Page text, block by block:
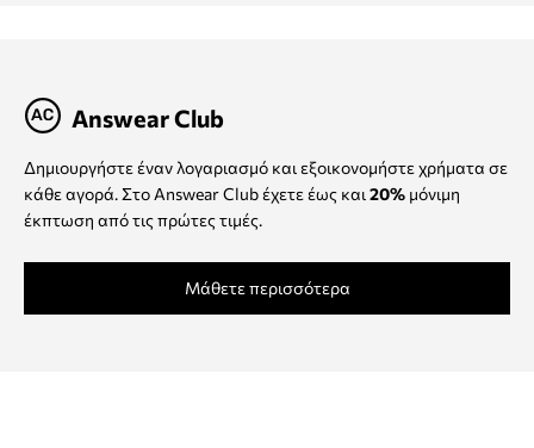
Answear Club
Δημιουργήστε έναν λογαριασμό και εξοικονομήστε χρήματα σε
κάθε αγορά. Στο Answear Club έχετε έως και20% μόνιμη
έκπτωση από τις πρώτες τιμές.
Μάθετε περισσότερα